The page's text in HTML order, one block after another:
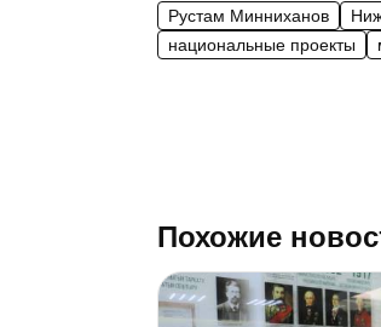
Рустам Минниханов
национальные проекты
Похожие